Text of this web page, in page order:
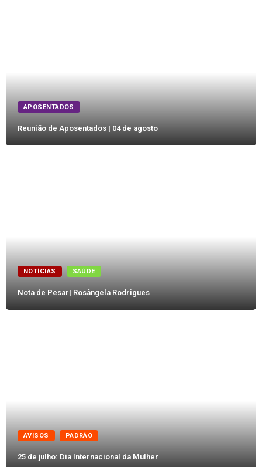
APOSENTADOS
Reunião de Aposentados | 04 de agosto
NOTÍCIAS SAÚDE
Nota de Pesar| Rosângela Rodrigues
AVISOS PADRÃO
25 de julho: Dia Internacional da Mulher